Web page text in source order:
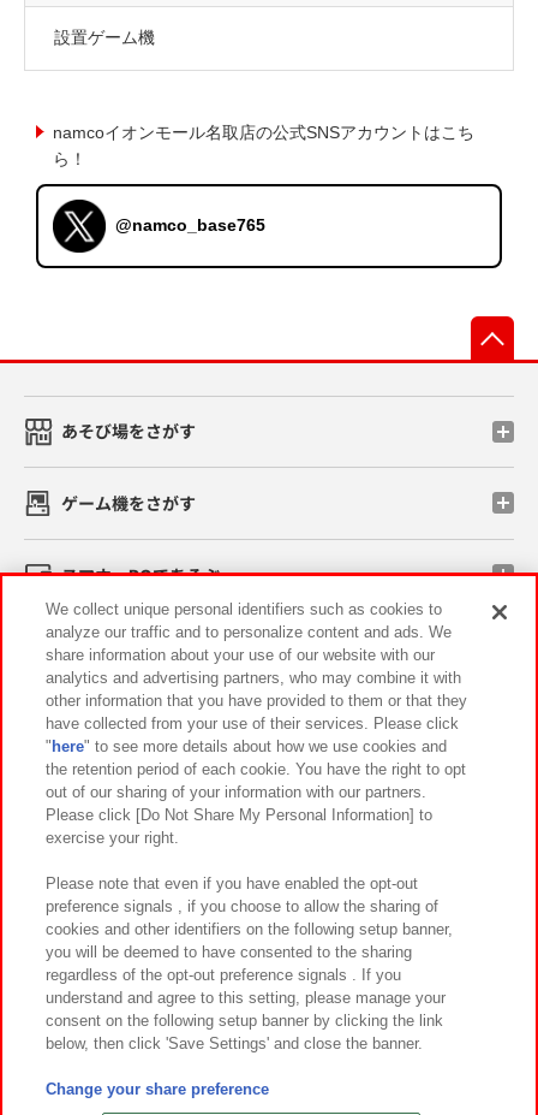
設置ゲーム機
namcoイオンモール名取店の公式SNSアカウントはこち
ら！
@namco_base765
あそび場をさがす
ゲーム機をさがす
スマホ・PCであそぶ
イベント・キャンペーン
関連会社 サステナビリティ サイトポリシー
プライバシーポリシー ウェブアクセシビリティ方針と検証結果
お取引先さまとともに
カスタマーハラスメント対応方針 よくあるご質問・お問い合わせ
©Bandai Namco Amusement Inc.
©Bandai Namco Amusement Lab Inc.
We collect unique personal identifiers such as cookies to
analyze our traffic and to personalize content and ads. We
share information about your use of our website with our
analytics and advertising partners, who may combine it with
other information that you have provided to them or that they
have collected from your use of their services. Please click
" here" to see more details about how we use cookies and
the retention period of each cookie. You have the right to opt
out of our sharing of your information with our partners.
Please click [Do Not Share My Personal Information] to
exercise your right.
Please note that even if you have enabled the opt-out
preference signals , if you choose to allow the sharing of
cookies and other identifiers on the following setup banner,
you will be deemed to have consented to the sharing
regardless of the opt-out preference signals . If you
understand and agree to this setting, please manage your
consent on the following setup banner by clicking the link
below, then click 'Save Settings' and close the banner.
Change your share preference